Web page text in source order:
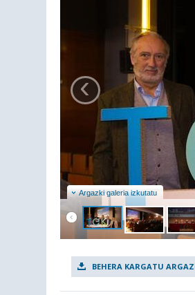
‹
Argazki galeria izkutatu
BEHERA KARGATU